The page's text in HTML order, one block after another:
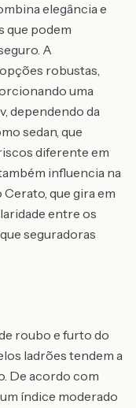
elegância e
que podem
A
robustas,
uma
dependendo da
sedan, que
diferente em
influencia na
que gira em
entre os
seguradoras
roubo e furto do
ladrões tendem a
De acordo com
índice moderado